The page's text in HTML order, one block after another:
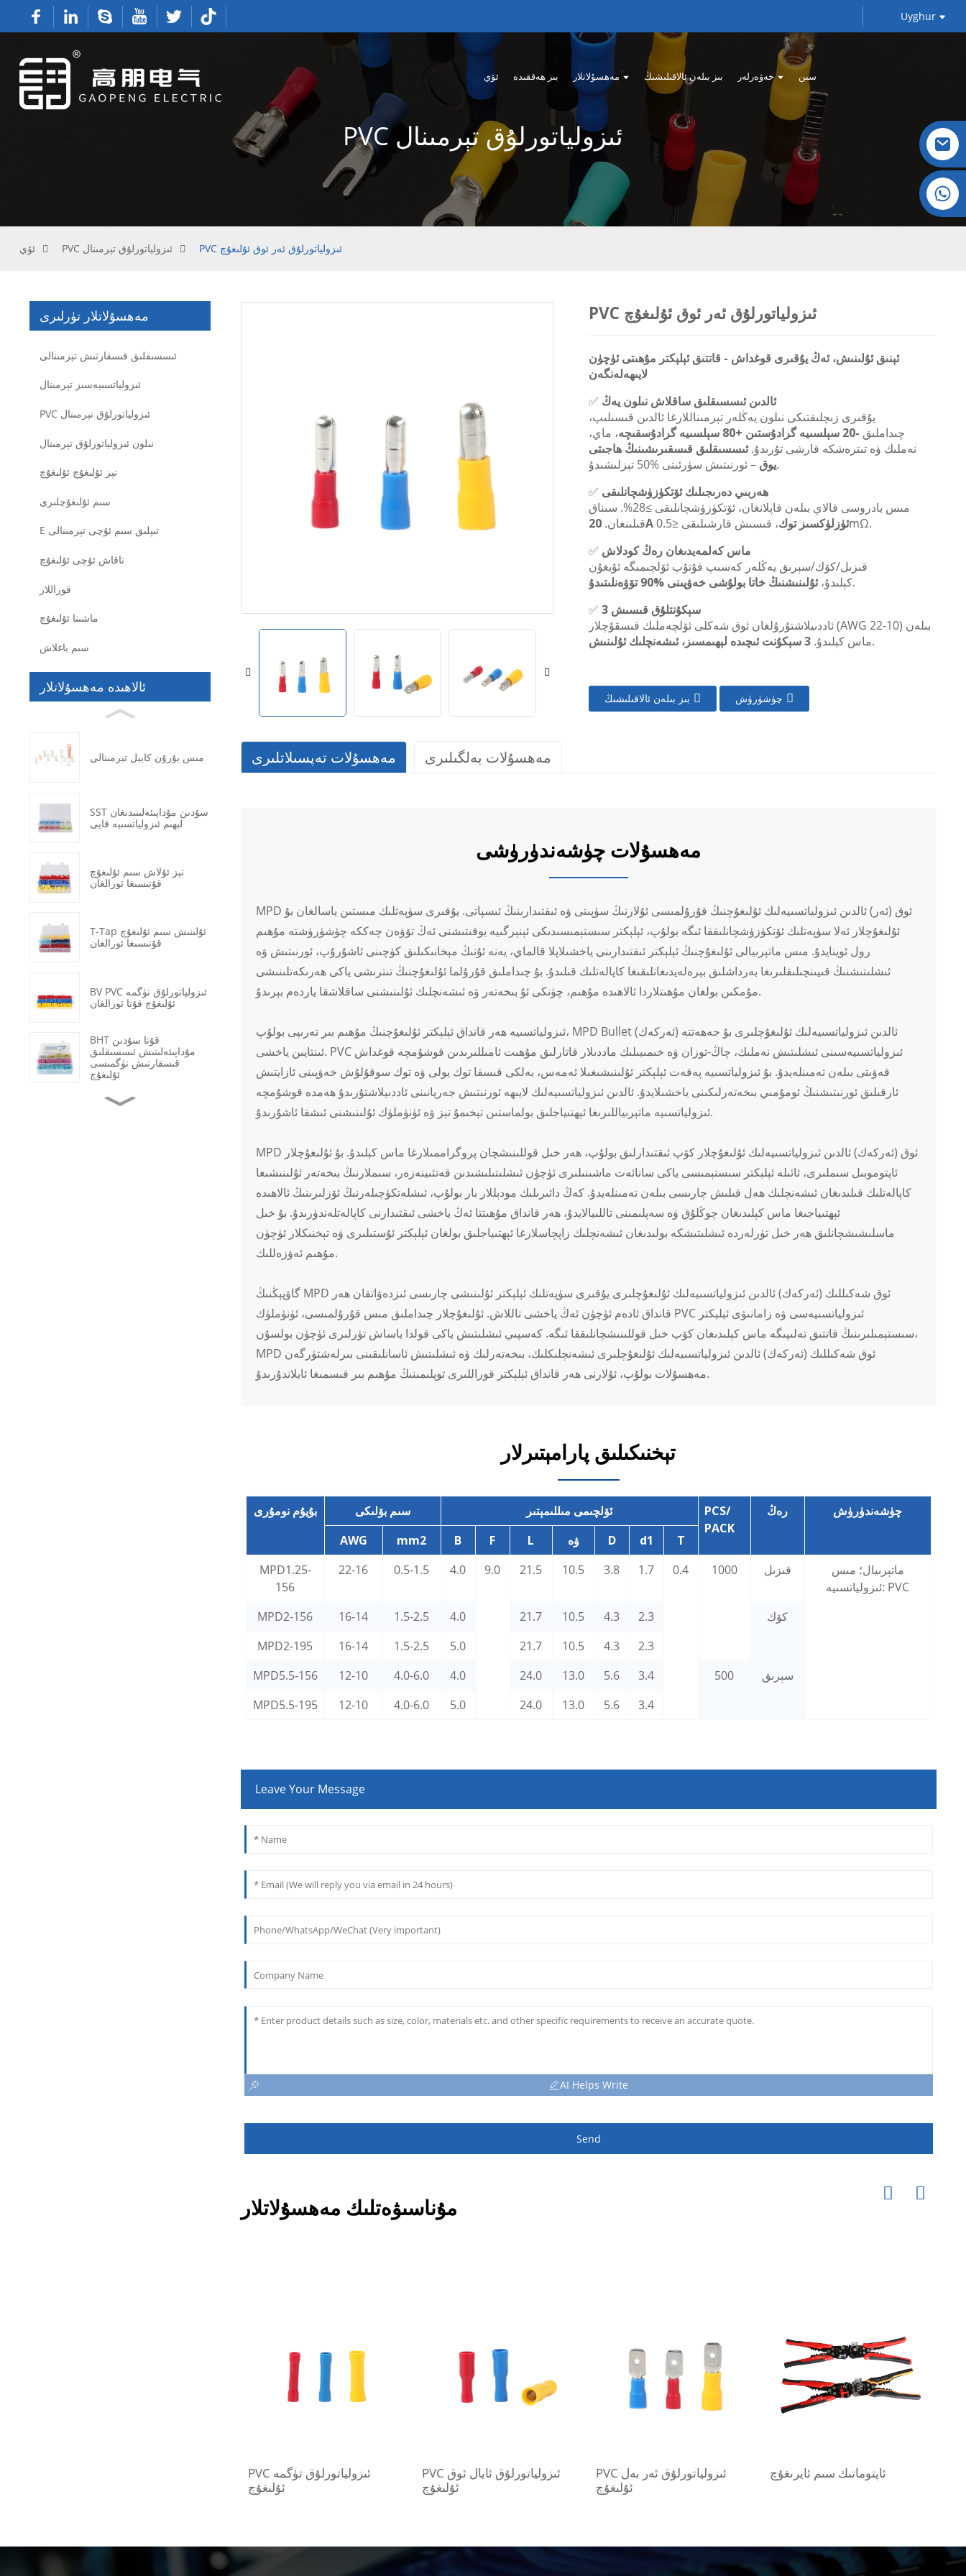
Uyghur
ئۆي بىز ھەققىدە مەھسۇلاتلار بىز بىلەن ئالاقىلىشىڭ خەۋەرلەر سىن
PVC ئىزولياتورلۇق تېرمىنال
ئۆي PVC ئىزولياتورلۇق تېرمىنال PVC ئىزولياتورلۇق ئەر ئوق ئۇلىغۇچ
مەھسۇلاتلار تۈرلىرى
ئىسسىقلىق قىسقارتىش تېرمىنالى
ئىزولياتسىيەسىز تېرمىنال
PVC ئىزولياتورلۇق تېرمىنال
نىلون ئىزولياتورلۇق تېرمىنال
تېز ئۇلىغۇچ ئۇلىغۇچ
سىم ئۇلىغۇچلىرى
E تىپلىق سىم ئۇچى تېرمىنالى
تاقاش ئۇچى ئۇلىغۇچ
قوراللار
ماشىنا ئۇلىغۇچ
سىم باغلاش
ئالاھىدە مەھسۇلاتلار
مىس بۇرۇن كابېل تېرمىنالى
SST سۇدىن مۇداپىئەلىنىدىغان
لېھىم ئىزولياتسىيە قاپى
تېز ئۇلاش سىم ئۇلىغۇچ
قۇتىسىغا ئورالغان
T-Tap ئۇلىنىش سىم ئۇلىغۇچ
قۇتىسىغا ئورالغان
BV PVC ئىزولياتورلۇق تۈگمە
ئۇلىغۇچ قۇتا ئورالغان
BHT قۇتا سۇدىن
مۇداپىئەلىنىش ئىسسىقلىق
قىسقارتىش تۈگمىسى
ئۇلىغۇچ
PVC ئىزولياتورلۇق ئەر ئوق ئۇلىغۇچ
ئېنىق ئۇلىنىش، ئەڭ يۇقىرى قوغداش - قاتتىق ئېلېكتر مۇھىتى ئۈچۈن
لايىھەلەنگەن
✅ ئالدىن ئىسسىقلىق ساقلاش نىلون يەڭ
يۇقىرى زىچلىقتىكى نىلون يەڭلەر تېرمىناللارغا ئالدىن قىسىلىپ،
چىداملىق -20 سېلسىيە گرادۇستىن +80 سېلسىيە گرادۇسقىچە
، ماي،
نەملىك ۋە تىترەشكە قارشى تۇرىدۇ. ئىسسىقلىق قىسقىرىشىنىڭ ھاجىتى
يوق– ئورنىتىش سۈرئىتى %50 تېزلىشىدۇ.
✅ ھەربىي دەرىجىلىك ئۆتكۈزۈشچانلىقى
مىس يادروسى قالاي بىلەن قاپلانغان، ئۆتكۈزۈشچانلىقى ≥28%. سىناق
قىلىنغان.
20A ئۈزلۈكسىز توك، قىسىش قارشىلىقى ≤0.5mΩ.
✅ ماس كەلمەيدىغان رەڭ كودلاش
قىزىل/كۆك/سېرىق يەڭلەر كەسىپ قۇتۇپ ئۆلچىمىگە ئۇيغۇن
كېلىدۇ، ئۇلىنىشنىڭ خاتا بولۇشى خەۋپىنى %90 تۆۋەنلىتىدۇ
.
✅
3 سېكۇنتلۇق قىسىش
ئاددىيلاشتۇرۇلغان ئوق شەكلى ئۆلچەملىك قىسقۇچلار (AWG 22-10) بىلەن
ماس كېلىدۇ. 3 سېكۇنت ئىچىدە لېھىمسىز، ئىشەنچلىك ئۇلىنىش .
بىز بىلەن ئالاقىلىشىڭ چۈشۈرۈش
مەھسۇلات تەپسىلاتلىرى مەھسۇلات بەلگىلىرى
مەھسۇلات چۈشەندۈرۈشى
MPD ئوق (ئەر) ئالدىن ئىزولياتسىيەلىك ئۇلىغۇچنىڭ قۇرۇلمىسى ئۇلارنىڭ سۈپىتى ۋە ئىقتىدارىنىڭ ئىسپاتى. يۇقىرى سۈپەتلىك مىستىن ياسالغان بۇ
ئۇلىغۇچلار ئەلا سۈپەتلىك ئۆتكۈزۈشچانلىققا ئىگە بولۇپ، ئېلېكتر سىستېمىسىدىكى ئېنېرگىيە يوقىتىشنى ئەڭ تۆۋەن چەككە چۈشۈرۈشتە مۇھىم
رول ئوينايدۇ. مىس ماتېرىيالى ئۇلىغۇچنىڭ ئېلېكتر ئىقتىدارىنى ياخشىلاپلا قالماي، يەنە ئۇنىڭ مېخانىكىلىق كۈچىنى ئاشۇرۇپ، ئورنىتىش ۋە
ئىشلىتىشنىڭ قىيىنچىلىقلىرىغا بەرداشلىق بېرەلەيدىغانلىقىغا كاپالەتلىك قىلىدۇ. بۇ چىداملىق قۇرۇلما ئۇلىغۇچنىڭ تىترىشى ياكى ھەرىكەتلىنىشى
مۇمكىن بولغان مۇھىتلاردا ئالاھىدە مۇھىم، چۈنكى ئۇ بىخەتەر ۋە ئىشەنچلىك ئۇلىنىشنى ساقلاشقا ياردەم بېرىدۇ.
ئىزولياتسىيە ھەر قانداق ئېلېكتر ئۇلىغۇچنىڭ مۇھىم بىر تەرىپى بولۇپ، MPD Bullet (ئەركەك) ئالدىن ئىزولياتسىيەلىك ئۇلىغۇچلىرى بۇ جەھەتتە
ئىنتايىن ياخشى. PVC ئىزولياتسىيەسىنى ئىشلىتىش نەملىك، چاڭ-توزان ۋە خىمىيىلىك ماددىلار قاتارلىق مۇھىت ئامىللىرىدىن قوشۇمچە قوغداش
قەۋىتى بىلەن تەمىنلەيدۇ. بۇ ئىزولياتسىيە پەقەت ئېلېكتر ئۇلىنىشىغىلا ئەمەس، بەلكى قىسقا توك يولى ۋە توك سوقۇلۇش خەۋپىنى ئازايتىش
ئارقىلىق ئورنىتىشنىڭ ئومۇمىي بىخەتەرلىكىنى ياخشىلايدۇ. ئالدىن ئىزولياتسىيەلىك لايىھە ئورنىتىش جەريانىنى ئاددىيلاشتۇرىدۇ ھەمدە قوشۇمچە
ئىزولياتسىيە ماتېرىياللىرىغا ئېھتىياجلىق بولماستىن تېخىمۇ تېز ۋە ئۈنۈملۈك ئۇلىنىشنى ئىشقا ئاشۇرىدۇ.
MPD ئوق (ئەركەك) ئالدىن ئىزولياتسىيەلىك ئۇلىغۇچلار كۆپ ئىقتىدارلىق بولۇپ، ھەر خىل قوللىنىشچان پروگراممىلارغا ماس كېلىدۇ. بۇ ئۇلىغۇچلار
ئاپتوموبىل سىملىرى، ئائىلە ئېلېكتر سىستېمىسى ياكى سانائەت ماشىنىلىرى ئۈچۈن ئىشلىتىلىشىدىن قەتئىينەزەر، سىملارنىڭ بىخەتەر ئۇلىنىشىغا
كاپالەتلىك قىلىدىغان ئىشەنچلىك ھەل قىلىش چارىسى بىلەن تەمىنلەيدۇ. كەڭ دائىرىلىك مودېللار بار بولۇپ، ئىشلەتكۈچىلەرنىڭ ئۆزلىرىنىڭ ئالاھىدە
ئېھتىياجىغا ماس كېلىدىغان چوڭلۇق ۋە سەپلىمىنى تاللىيالايدۇ، ھەر قانداق مۇھىتتا ئەڭ ياخشى ئىقتىدارنى كاپالەتلەندۈرىدۇ. بۇ خىل
ماسلىشىشچانلىق ھەر خىل تۈرلەردە ئىشلىتىشكە بولىدىغان ئىشەنچلىك زاپچاسلارغا ئېھتىياجلىق بولغان ئېلېكتر ئۇستىلىرى ۋە تېخنىكلار ئۈچۈن
مۇھىم ئەۋزەللىك.
گاۋپېڭنىڭ MPD ئوق شەكىللىك (ئەركەك) ئالدىن ئىزولياتسىيەلىك ئۇلىغۇچلىرى يۇقىرى سۈپەتلىك ئېلېكتر ئۇلىنىشى چارىسى ئىزدەۋاتقان ھەر
قانداق ئادەم ئۈچۈن ئەڭ ياخشى تاللاش. ئۇلىغۇچلار چىداملىق مىس قۇرۇلمىسى، ئۈنۈملۈك PVC ئىزولياتسىيەسى ۋە زامانىۋى ئېلېكتر
سىستېمىلىرىنىڭ قاتتىق تەلىپىگە ماس كېلىدىغان كۆپ خىل قوللىنىشچانلىققا ئىگە. كەسپىي ئىشلىتىش ياكى قولدا ياساش تۈرلىرى ئۈچۈن بولسۇن،
MPD ئوق شەكىللىك (ئەركەك) ئالدىن ئىزولياتسىيەلىك ئۇلىغۇچلىرى ئىشەنچلىكلىك، بىخەتەرلىك ۋە ئىشلىتىش ئاسانلىقىنى بىرلەشتۈرگەن
مەھسۇلات بولۇپ، ئۇلارنى ھەر قانداق ئېلېكتر قوراللىرى توپلىمىنىڭ مۇھىم بىر قىسمىغا ئايلاندۇرىدۇ.
تېخنىكىلىق پارامېتىرلار
بۇيۇم نومۇرى سىم بۆلىكى ئۆلچىمى مىللىمېتىر
PCS/
PACK
رەڭ
چۈشەندۈرۈش
AWG
mm2 B F L ۋە D d1
T
MPD1.25-
156
22-16 0.5-1.5 4.0 9.0 21.5 10.5 3.8 1.7 0.4 1000 قىزىل
ماتېرىيال؛ مىس
ئىزولياتسىيە: PVC
MPD2-156
16-14 1.5-2.5 4.0 21.7 10.5 4.3 2.3
كۆك
MPD2-195
16-14 1.5-2.5 5.0 21.7 10.5 4.3
2.3
MPD5.5-156
12-10 4.0-6.0 4.0 24.0 13.0 5.6 3.4 500
سېرىق
MPD5.5-195
12-10 4.0-6.0 5.0 24.0 13.0 5.6 3.4
Leave Your Message
AI Helps Write
Send
مۇناسىۋەتلىك مەھسۇلاتلار
PVC ئىزولياتورلۇق تۈگمە
ئۇلىغۇچ
PVC ئىزولياتورلۇق ئايال ئوق
ئۇلىغۇچ
PVC ئىزولياتورلۇق ئەر بەل
ئۇلىغۇچ
ئاپتوماتىك سىم ئايرىغۇچ